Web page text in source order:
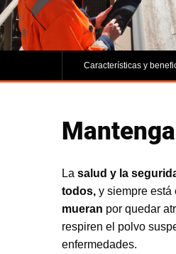
Características y
La salud y la
todos, y siempre está
mueran por quedar
respiren el polvo
enfermedades.